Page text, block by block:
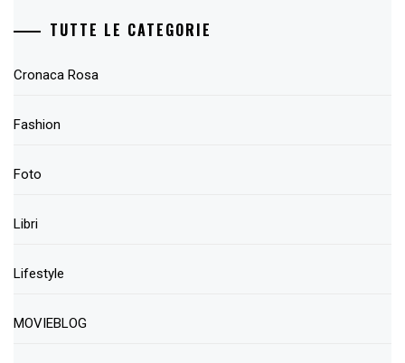
TUTTE LE CATEGORIE
Cronaca Rosa
Fashion
Foto
Libri
Lifestyle
MOVIEBLOG